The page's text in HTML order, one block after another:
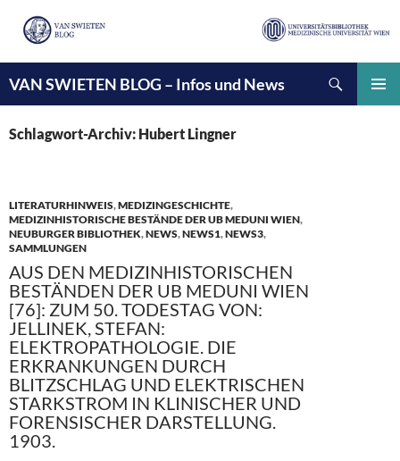
VAN SWIETEN BLOG – Infos und News
INHALT
SPRINGEN
Schlagwort-Archiv: Hubert Lingner
LITERATURHINWEIS,MEDIZINGESCHICHTE,
MEDIZINHISTORISCHE BESTÄNDE DER UB MEDUNI WIEN,
NEUBURGER BIBLIOTHEK,NEWS,NEWS1,NEWS3,
SAMMLUNGEN
AUS DEN MEDIZINHISTORISCHEN
BESTÄNDEN DER UB MEDUNI WIEN
[76]: ZUM 50. TODESTAG VON:
JELLINEK, STEFAN:
ELEKTROPATHOLOGIE. DIE
ERKRANKUNGEN DURCH
BLITZSCHLAG UND ELEKTRISCHEN
STARKSTROM IN KLINISCHER UND
FORENSISCHER DARSTELLUNG.
1903.